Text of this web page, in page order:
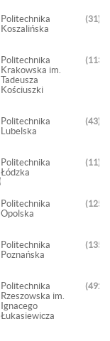
Politechnika
Koszalińska
31
Politechnika
Krakowska im.
Tadeusza
Kościuszki
1133
Politechnika
Lubelska
43
Politechnika
Łódzka
11
Politechnika
Opolska
125
Politechnika
Poznańska
1350
Politechnika
Rzeszowska im.
Ignacego
Łukasiewicza
492